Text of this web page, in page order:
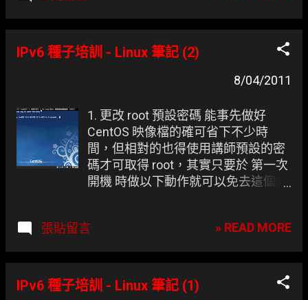
IPv6 種子培訓 - Linux 筆記 (2)
8/04/2011
1. 更改 root 預設密碼 能事先做好
CentOS 映像檔的確可省下不少時
間，但相對的也得使用講師預設的密
碼才可取得 root，其實只要於 第一次
開機 時做以下動作就可以免去這個困
張貼留言
» READ MORE
IPv6 種子培訓 - Linux 筆記 (1)